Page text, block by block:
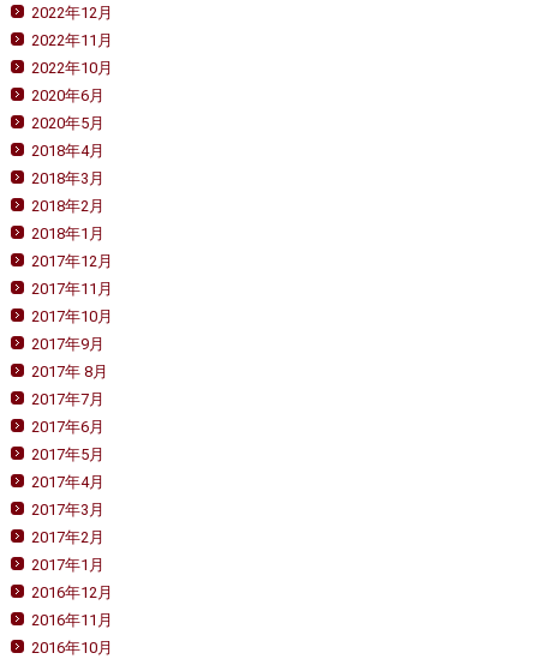
2022年12月
2022年11月
2022年10月
2020年6月
2020年5月
2018年4月
2018年3月
2018年2月
2018年1月
2017年12月
2017年11月
2017年10月
2017年9月
2017年 8月
2017年7月
2017年6月
2017年5月
2017年4月
2017年3月
2017年2月
2017年1月
2016年12月
2016年11月
2016年10月